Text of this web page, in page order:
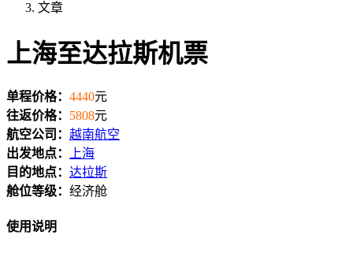
文章
上海至达拉斯机票
单程价格： 4440元
往返价格： 5808元
航空公司： 越南航空
出发地点：
上海
目的地点： 达拉斯
舱位等级： 经济舱
使用说明